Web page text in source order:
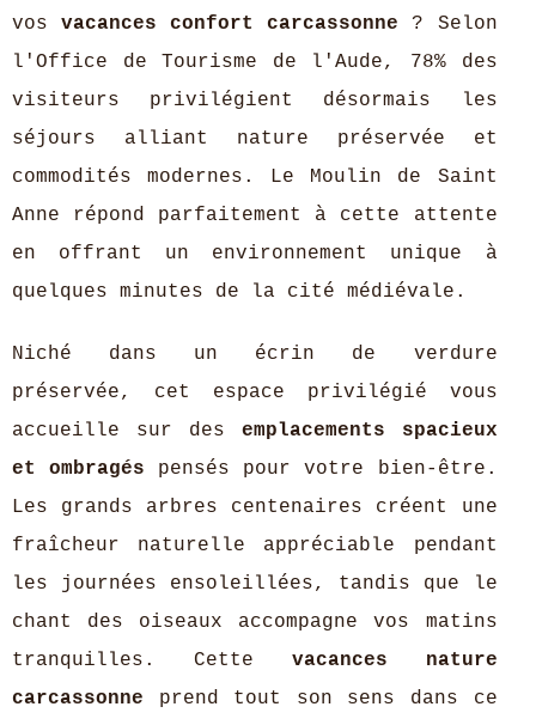
vosvacances confort carcassonne ? Selon
l'Office de Tourisme de l'Aude, 78% des
visiteurs privilégient désormais les
séjours alliant nature préservée et
commodités modernes. Le Moulin de Saint
Anne répond parfaitement à cette attente
en offrant un environnement unique à
quelques minutes de la cité médiévale.
Niché dans un écrin de verdure
préservée, cet espace privilégié vous
accueille sur des emplacements spacieux
et ombragés pensés pour votre bien-être.
Les grands arbres centenaires créent une
fraîcheur naturelle appréciable pendant
les journées ensoleillées, tandis que le
chant des oiseaux accompagne vos matins
tranquilles. Cette vacances nature
carcassonne prend tout son sens dans ce